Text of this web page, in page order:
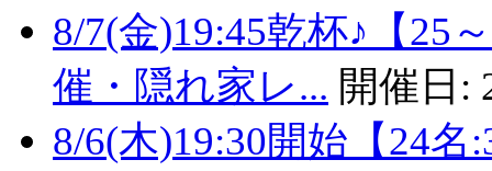
8/7(金)19:45乾杯♪【25
催・隠れ家レ... 開催日:
8/6(木)19:30開始【24